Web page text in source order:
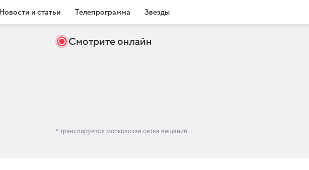
Новости и статьи Телепрограмма Звезды
Смотрите онлайн
* транслируется московская сетка вещания